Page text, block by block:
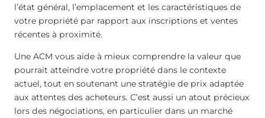
l’état général, l’emplacement et les caractéristiques de
votre propriété par rapport aux inscriptions et ventes
récentes à proximité.
Une ACM vous aide à mieux comprendre la valeur que
pourrait atteindre votre propriété dans le contexte
actuel, tout en soutenant une stratégie de prix adaptée
aux attentes des acheteurs. C’est aussi un atout précieux
lors des négociations, en particulier dans un marché